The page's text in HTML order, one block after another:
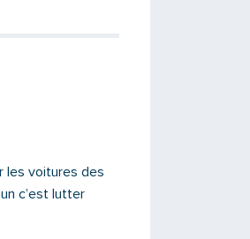
les voitures des
c’est lutter